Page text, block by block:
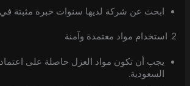
ابحث عن شركة لديها سنوات خبرة مثبتة في
2. استخدام مواد معتمدة وآمنة
يجب أن تكون مواد العزل حاصلة على
السعودية.